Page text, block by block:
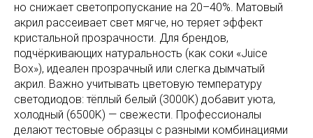
но снижает светопропускание на 20–40%. Матовый
акрил рассеивает свет мягче, но теряет эффект
кристальной прозрачности. Для брендов,
подчёркивающих натуральность (как соки «Juice
Box»), идеален прозрачный или слегка дымчатый
акрил. Важно учитывать цветовую температуру
светодиодов: тёплый белый (3000K) добавит уюта,
холодный (6500K) — свежести. Профессионалы
делают тестовые образцы с разными комбинациями